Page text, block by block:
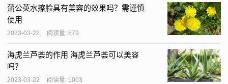
蒲公英水擦脸具有美容的效果吗？需谨慎
使用
2023-03-22 阅读量: 879
海虎兰芦荟的作用 海虎兰芦荟可以美容
吗？
2023-03-22 阅读量: 1003